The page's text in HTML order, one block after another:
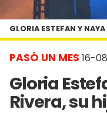
PASÓ UN MES 16-
Gloria
Rivera, su
GLORIA ESTEFAN Y NAYA